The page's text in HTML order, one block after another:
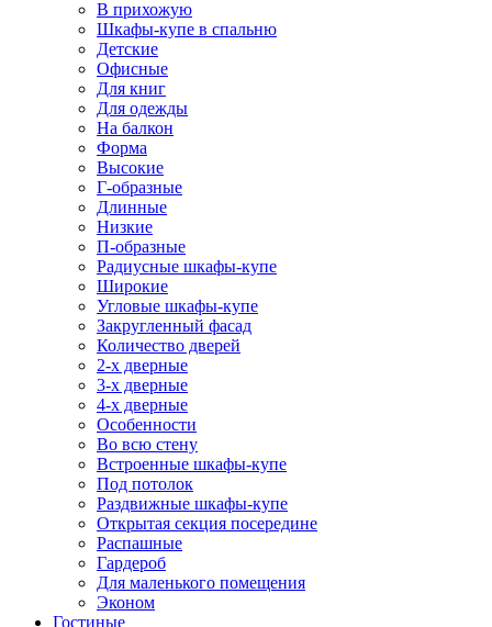
В прихожую
Шкафы-купе в спальню
Детские
Офисные
Для книг
Для одежды
На балкон
Форма
Высокие
Г-образные
Длинные
Низкие
П-образные
Радиусные шкафы-купе
Широкие
Угловые шкафы-купе
Закругленный фасад
Количество дверей
2-х дверные
3-х дверные
4-х дверные
Особенности
Во всю стену
Встроенные шкафы-купе
Под потолок
Раздвижные шкафы-купе
Открытая секция посередине
Распашные
Гардероб
Для маленького помещения
Эконом
Гостиные